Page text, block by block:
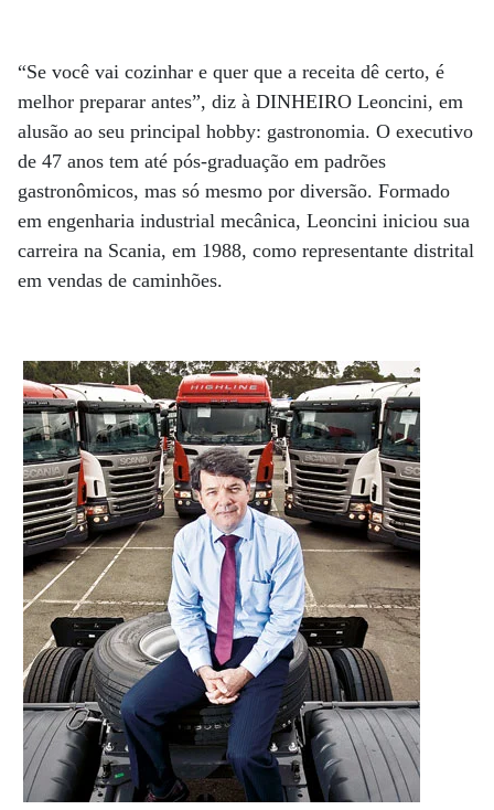
“Se você vai cozinhar e quer que a receita dê certo, é
melhor preparar antes”, diz à DINHEIRO Leoncini, em
alusão ao seu principal hobby: gastronomia. O executivo
de 47 anos tem até pós-graduação em padrões
gastronômicos, mas só mesmo por diversão. Formado
em engenharia industrial mecânica, Leoncini iniciou sua
carreira na Scania, em 1988, como representante distrital
em vendas de caminhões.